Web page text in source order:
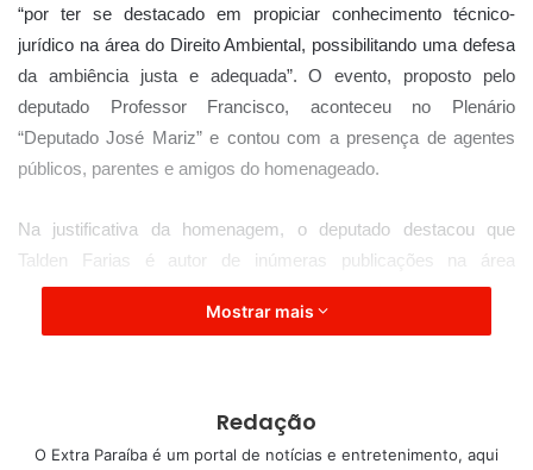
“por ter se destacado em propiciar conhecimento técnico-
jurídico na área do Direito Ambiental, possibilitando uma defesa
da ambiência justa e adequada”. O evento, proposto pelo
deputado Professor Francisco, aconteceu no Plenário
“Deputado José Mariz” e contou com a presença de agentes
públicos, parentes e amigos do homenageado.
Na justificativa da homenagem, o deputado destacou que
Talden Farias é autor de inúmeras publicações na área
ambientalista. “O trabalho que ele desenvolve, a partir das
publicações, auxilia por demais as pessoas a se empoderarem
Então, o que o Talden Farias vem fazendo, pela ambiência de
um modo geral, é algo que merece, sim, essa Comenda verde
Mostrar mais
Redação
O Extra Paraíba é um portal de notícias e entretenimento, aqui